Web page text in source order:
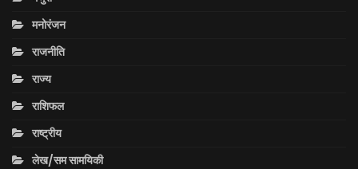
मनोरंजन
राजनीति
राज्य
राशिफल
राष्ट्रीय
लेख/सम सामयिकी